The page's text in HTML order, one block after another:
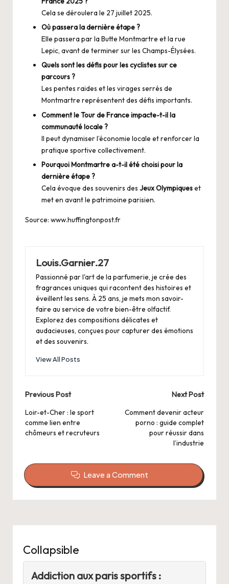
Cela se déroulera le 27 juillet 2025.
Où passera la dernière étape ?
Elle passera par la Butte Montmartre et la rue
Lepic, avant de terminer sur les Champs-Élysées.
Quels sont les défis pour les cyclistes sur ce
parcours ?
Les pentes raides et les virages serrés de
Montmartre représentent des défis importants.
Comment le Tour de France impacte-t-il la
communauté locale ?
Il peut dynamiser l’économie locale et renforcer la
pratique sportive collectivement.
Pourquoi Montmartre a-t-il été choisi pour la
dernière étape ?
Cela évoque des souvenirs des Jeux Olympiqueset
met en avant le patrimoine parisien.
Source: www.huffingtonpost.fr
Louis.Garnier.27
Passionné par l'art de la parfumerie, je crée des
fragrances uniques qui racontent des histoires et
éveillent les sens. À 25 ans, je mets mon savoir-
faire au service de votre bien-être olfactif.
Explorez des compositions délicates et
audacieuses, conçues pour capturer des émotions
et des souvenirs.
View All Posts
Post
navigation
Previous Post
Loir-et-Cher : le sport
comme lien entre
chômeurs et recruteurs
Next Post
Comment devenir acteur
porno : guide complet
pour réussir dans
l’industrie
Leave a Comment
Collapsible
Addiction aux paris sportifs :